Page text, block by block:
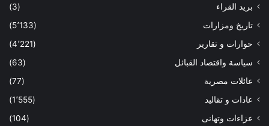
بريد القراء
(3)
تاريخ ومزارات
(5٬133)
حوارات و تقارير
(4٬221)
سياسة واقتصاد القبائل
(63)
عائلات مصرية
(77)
عادات و تقاليد
(1٬555)
عزاءات وتهانى
(104)